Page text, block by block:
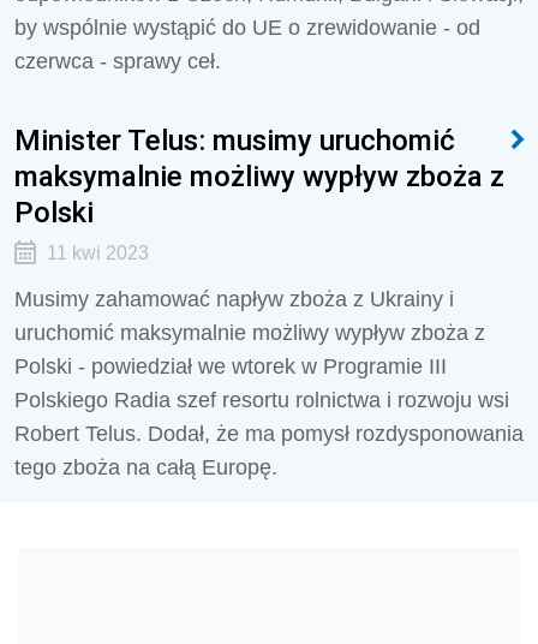
by wspólnie wystąpić do UE o zrewidowanie - od
czerwca - sprawy ceł.
Minister Telus: musimy uruchomić
maksymalnie możliwy wypływ zboża z
Polski
11 kwi 2023
Musimy zahamować napływ zboża z Ukrainy i
uruchomić maksymalnie możliwy wypływ zboża z
Polski - powiedział we wtorek w Programie III
Polskiego Radia szef resortu rolnictwa i rozwoju wsi
Robert Telus. Dodał, że ma pomysł rozdysponowania
tego zboża na całą Europę.